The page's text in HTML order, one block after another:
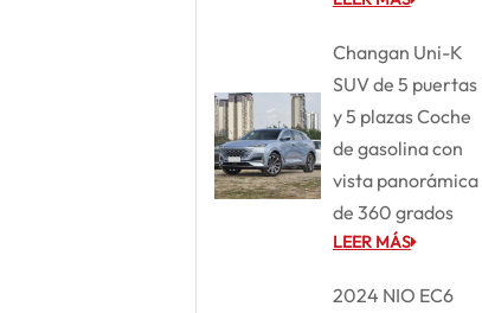
Changan Uni-K
SUV de 5 puertas
y 5 plazas Coche
de gasolina con
vista panorámica
de 360 grados
LEER MÁS
2024 NIO EC6